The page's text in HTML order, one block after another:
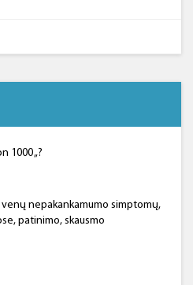
1000 „?
venų nepakankamumo simptomų,
patinimo, skausmo